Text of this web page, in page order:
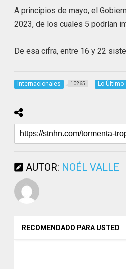
A principios de mayo, el
2023, de los cuales 5 podrían
De esa cifra, entre 16 y 22
Internacionales 10265 Lo Último
AUTOR: NOÉL VALLE
RECOMENDADO PARA USTED